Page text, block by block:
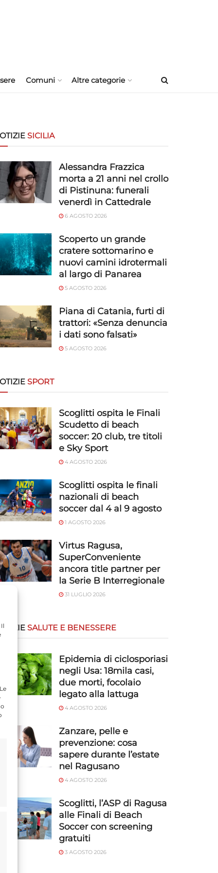
Comuni Altre categorie
SICILIA
Alessandra Frazzica
morta a 21 anni nel crollo
di Pistinuna: funerali
venerdì in Cattedrale
6 AGOSTO 2026
Scoperto un grande
cratere sottomarino e
nuovi camini idrotermali
al largo di Panarea
5 AGOSTO 2026
Piana di Catania, furti di
trattori: «Senza denuncia
i dati sono falsati»
5 AGOSTO 2026
SPORT
Scoglitti ospita le Finali
Scudetto di beach
soccer: 20 club, tre titoli
e Sky Sport
4 AGOSTO 2026
Scoglitti ospita le finali
nazionali di beach
soccer dal 4 al 9 agosto
1 AGOSTO 2026
Virtus Ragusa,
SuperConveniente
ancora title partner per
la Serie B Interregionale
31 LUGLIO 2026
SALUTE E BENESSERE
Epidemia di ciclosporiasi
negli Usa: 18mila casi,
due morti, focolaio
legato alla lattuga
4 AGOSTO 2026
Zanzare, pelle e
prevenzione: cosa
sapere durante l’estate
nel Ragusano
4 AGOSTO 2026
Scoglitti, l’ASP di Ragusa
alle Finali di Beach
Soccer con screening
gratuiti
3 AGOSTO 2026